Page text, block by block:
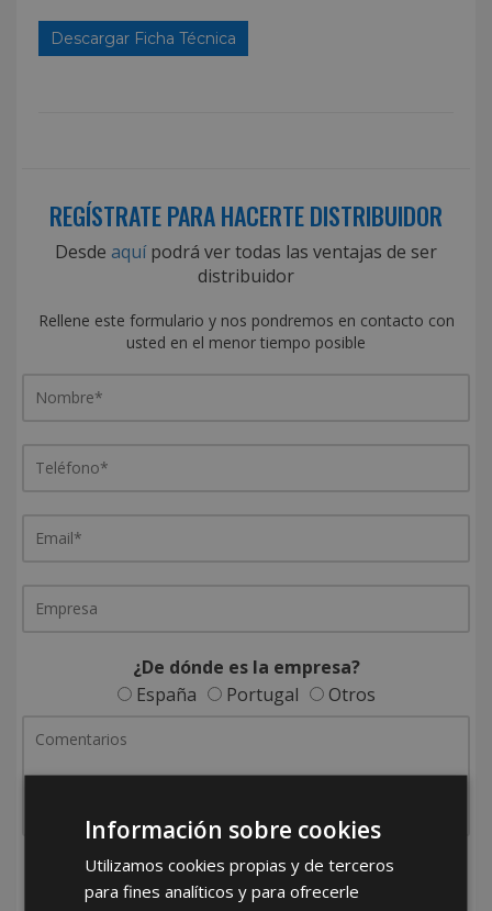
Descargar Ficha Técnica
REGÍSTRATE PARA HACERTE DISTRIBUIDOR
Desde aquípodrá ver todas las ventajas de ser
distribuidor
Rellene este formulario y nos pondremos en contacto con
usted en el menor tiempo posible
¿De dónde es la empresa?
España
Portugal Otros
He leído y acepto laPolítica de Privacidad
Información sobre cookies
Utilizamos cookies propias y de terceros
para fines analíticos y para ofrecerle